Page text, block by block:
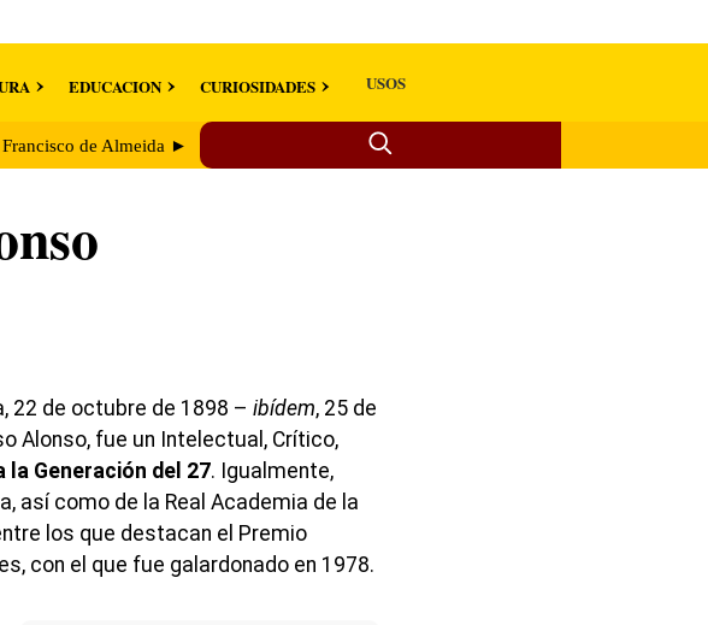
EDUCACION CURIOSIDADES USOS
de Almeida ►
22 de octubre de 1898 – ibídem, 25 de
Alonso, fue un Intelectual, Crítico,
la Generación del 27. Igualmente,
así como de la Real Academia de la
los que destacan el Premio
con el que fue galardonado en 1978.